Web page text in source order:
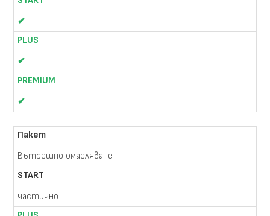
✔
✔
✔
Вътрешно омасляване
частично